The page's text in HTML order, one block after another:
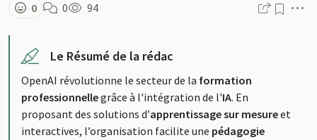
0 0 94
Le Résumé de la rédac
OpenAI révolutionne le secteur de la formation
professionnellegrâce à l'intégration de l'IA. En
proposant des solutions d’apprentissage sur mesureet
interactives, l’organisation facilite une pédagogie